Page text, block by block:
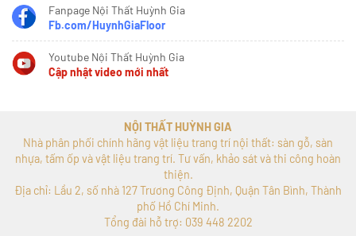
Fanpage Nội Thất Huỳnh Gia
Fb.com/HuynhGiaFloor
Youtube Nội Thất Huỳnh Gia
Cập nhật video mới nhất
NỘI THẤT HUỲNH GIA
Nhà phân phối chính hãng vật liệu trang trí nội thất: sàn gỗ, sàn
nhựa, tấm ốp và vật liệu trang trí. Tư vấn, khảo sát và thi công hoàn
thiện.
Địa chỉ: Lầu 2, số nhà 127 Trương Công Định, Quận Tân Bình, Thành
phố Hồ Chí Minh.
Tổng đài hỗ trợ: 039 448 2202